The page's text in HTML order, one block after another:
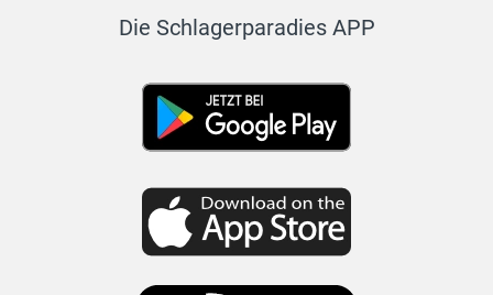
Die Schlagerparadies APP